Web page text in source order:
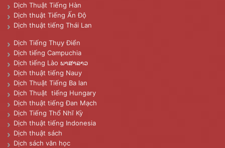
Dịch Thuật Tiếng Hàn
Dịch thuật Tiếng Ấn Độ
Dịch thuật tiếng Thái Lan
Dịch Tiếng Thụy Điển
Dịch tiếng Campuchia
Dịch tiếng Lào ພາສາລາວ
Dịch thuật tiếng Nauy
Dịch Thuật Tiếng Ba lan
Dịch Thuật tiếng Hungary
Dịch thuật tiếng Đan Mạch
Dịch Tiếng Thổ Nhĩ Kỳ
Dịch thuật tiếng Indonesia
Dịch thuật sách
Dịch sách văn học